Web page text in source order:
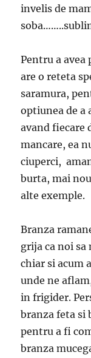
invelis de
Pentru a
are o reteta
saramura,
optiunea de a
avand fiecare
mancare, ea
ciuperci,
burta, mai
alte exemple.
Branza
grija ca noi
chiar si acum
unde ne
in frigider.
branza feta si
pentru a fi
branza